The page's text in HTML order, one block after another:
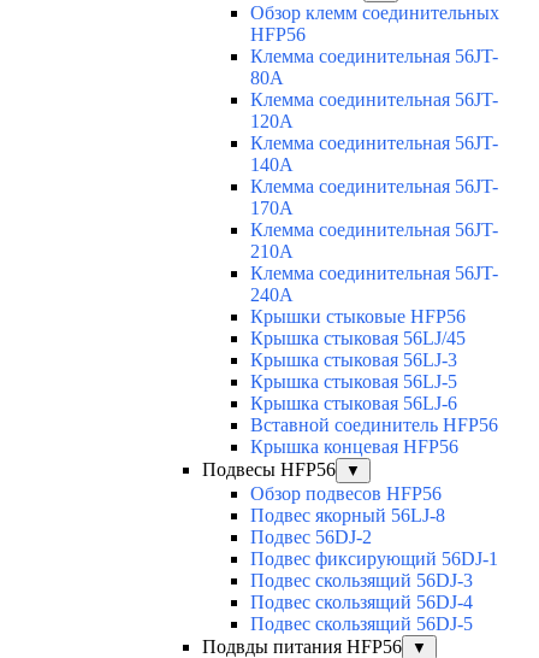
Обзор клемм соединительных
HFP56
Клемма соединительная 56JT-
80A
Клемма соединительная 56JT-
120A
Клемма соединительная 56JT-
140A
Клемма соединительная 56JT-
170A
Клемма соединительная 56JT-
210A
Клемма соединительная 56JT-
240A
Крышки стыковые HFP56
Крышка стыковая 56LJ/45
Крышка стыковая 56LJ-3
Крышка стыковая 56LJ-5
Крышка стыковая 56LJ-6
Вставной соединитель HFP56
Крышка концевая HFP56
Подвесы HFP56
▼
Обзор подвесов HFP56
Подвес якорный 56LJ-8
Подвес 56DJ-2
Подвес фиксирующий 56DJ-1
Подвес скользящий 56DJ-3
Подвес скользящий 56DJ-4
Подвес скользящий 56DJ-5
Подвды питания HFP56
▼